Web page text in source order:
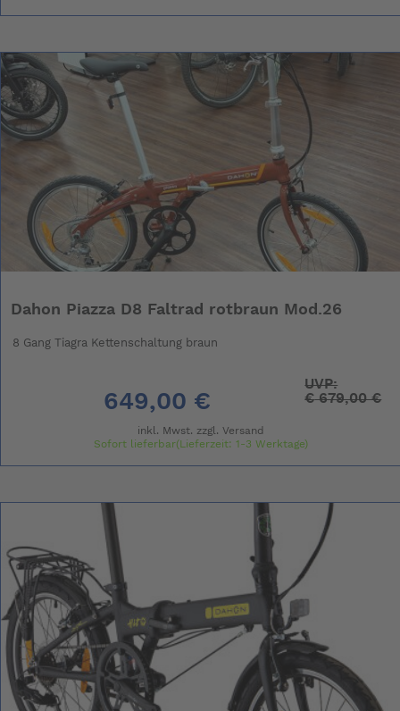
Dahon Piazza D8 Faltrad rotbraun Mod.26
8 Gang Tiagra Kettenschaltung braun
649,00 €
UVP:
€679,00 €
inkl. Mwst. zzgl. Versand
Sofort lieferbar(Lieferzeit: 1-3 Werktage)